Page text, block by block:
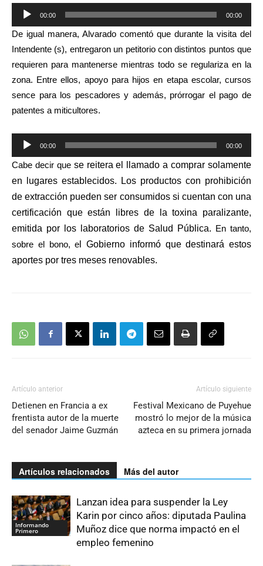
Reproductor
de
audio
00:00 00:00
De igual manera, Alvarado comentó que durante la visita del
Intendente (s), entregaron un petitorio con distintos puntos que
requieren para mantenerse mientras todo se regulariza en la
zona. Entre ellos, apoyo para hijos en etapa escolar, cursos
sence para los pescadores y además, prórrogar el pago de
patentes a miticultores.
Reproductor
de
audio
00:00 00:00
Cabe decir que se reitera el llamado a comprar solamente
en lugares establecidos. Los productos con prohibición
de extracción pueden ser consumidos si cuentan con una
certificación que están libres de la toxina paralizante,
emitida por los laboratorios de Salud Pública. En tanto,
sobre el bono, e
Gobierno informó que destinará estos
aportes por tres meses renovables.
Artículo anterior
Detienen en Francia a ex
frentista autor de la muerte
del senador Jaime Guzmán
Artículo siguiente
Festival Mexicano de Puyehue
mostró lo mejor de la música
azteca en su primera jornada
Artículos relacionados Más del autor
Informando
Primero
Lanzan idea para suspender la Ley
Karin por cinco años: diputada Paulina
Muñoz dice que norma impactó en el
empleo femenino